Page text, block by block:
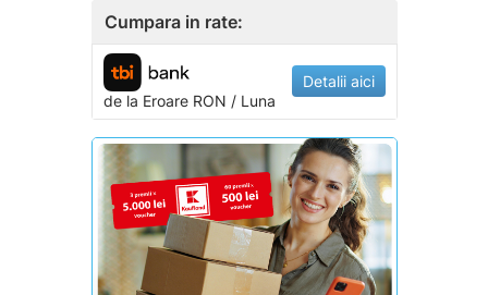
Cumpara in rate:
de la EroareRON / Luna
Detalii aici